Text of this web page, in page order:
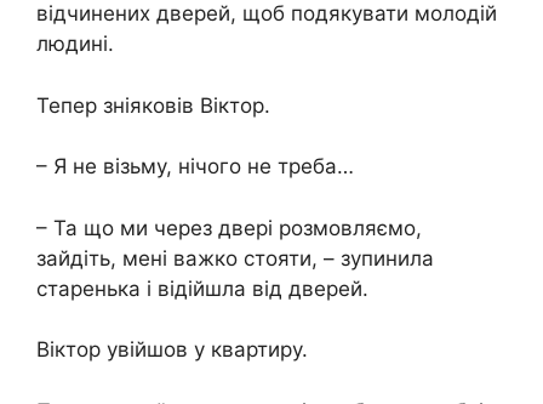
відчинених дверей, щоб подякувати молодій
людині.
Тепер зніяковів Віктор.
– Я не візьму, нічого не треба…
– Та що ми через двері розмовляємо,
зайдіть, мені важко стояти, – зупинила
старенька і відійшла від дверей.
Віктор увійшов у квартиру.